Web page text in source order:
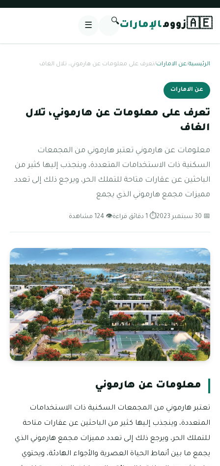
🇦🇪زوومالإمارات🔍
☰
الرئيسية/عن الامارات/تعرف على معلومات عن هارموني، تلال الغاف
عن الامارات
تعرف على معلومات عن هارموني، تلال
الغاف
معلومات عن هارموني تعتبر هارموني من المجمعات
السكنية ذات الاستخدامات المتعددة، وينجذب إليها كثير من
الباحثين عن عقارات متاحة للتملك الحر، ويرجع ذلك إلى تعدد
مميزات مجمع هارموني الذي يجمع
📅 30 سبتمبر 2023 ⏱ 1 دقائق قراءة 👁 124 مشاهدة
معلومات عن هارموني
تعتبر هارموني من المجمعات السكنية ذات الاستخدامات
المتعددة، وينجذب إليها كثير من الباحثين عن عقارات متاحة
للتملك الحر، ويرجع ذلك إلى تعدد مميزات مجمع هارموني الذي
يجمع ما بين أنماط الحياة العصرية والأجواء الهادئة، ويحتوي